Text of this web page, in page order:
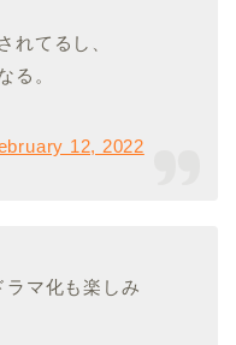
れてるし、
る。
12, 2022
ラマ化も楽しみ